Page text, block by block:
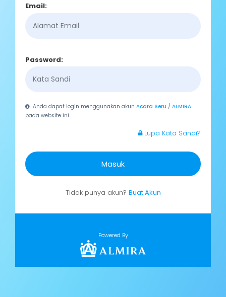
Email:
Password:
Anda dapat login menggunakan akunAcara Seru /ALMIRA
pada website ini
Lupa Kata Sandi?
Masuk
Tidak punya akun? Buat Akun
Powered By